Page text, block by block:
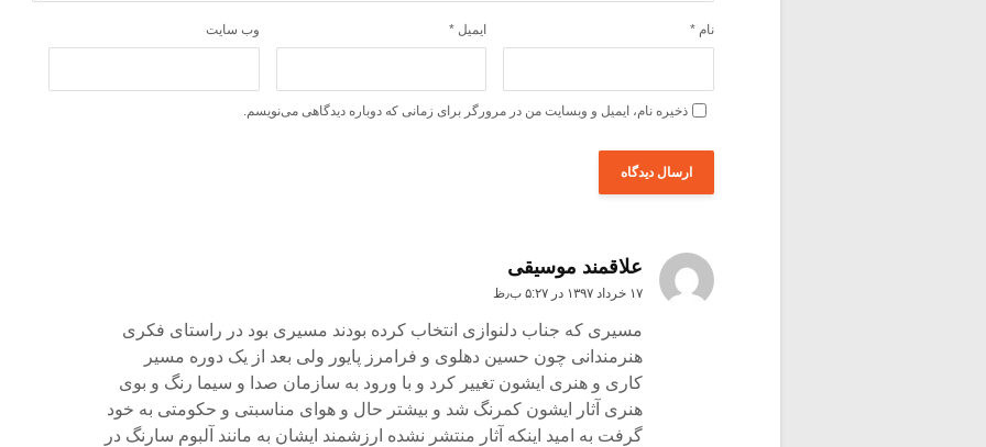
نام * ایمیل * وب‌ سایت
ذخیره نام، ایمیل و وبسایت من در مرورگر برای زمانی که دوباره دیدگاهی می‌نویسم.
علاقمند موسیقی
۱۷ خرداد ۱۳۹۷ در ۵:۲۷ ب٫ظ
مسیری که جناب دلنوازی انتخاب کرده بودند مسیری بود در راستای فکری
هنرمندانی چون حسین دهلوی و فرامرز پایور ولی بعد از یک دوره مسیر
کاری و هنری ایشون تغییر کرد و با ورود به سازمان صدا و سیما رنگ و بوی
هنری آثار ایشون کمرنگ شد و بیشتر حال و هوای مناسبتی و حکومتی به خود
گرفت به امید اینکه آثار منتشر نشده ارزشمند ایشان به مانند آلبوم سارنگ در